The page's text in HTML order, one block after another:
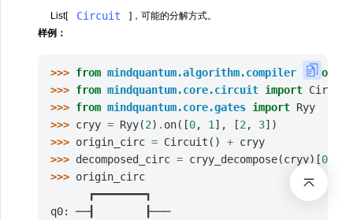
List[ Circuit
]，可能的分解方式。
样例：
>>> from mindquantum.algorithm.compiler import
>>> from mindquantum.core.circuit import Circuit
>>> from mindquantum.core.gates import Ryy
>>> cryy = Ryy(2) . on([0, 1], [2, 3])
>>> origin_circ = Circuit () + cryy
>>> decomposed_circ = cryy_decompose(cryy)[0
>>> origin_circ
      ┏━━━━━━━━┓
q0: ──┨        ┠───